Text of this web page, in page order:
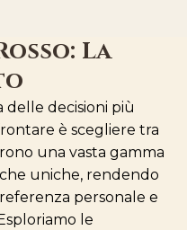
La
delle decisioni più
è scegliere tra
una vasta gamma
uniche, rendendo
personale e
le